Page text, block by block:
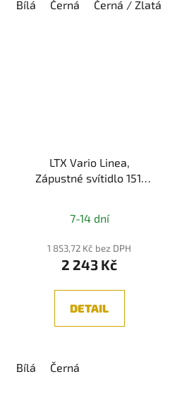
Bílá Černá Černá / Zlatá
LTX Vario Linea,
Zápustné svítidlo 151,
7-14 dní
1 853,72 Kč bez DPH
2 243 Kč
DETAIL
Bílá Černá